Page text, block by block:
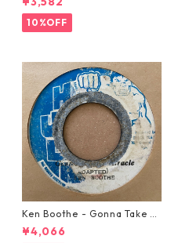
10%OFF
Ken Boothe - Gonna Take A
Miracle【7-21362】
¥4,066